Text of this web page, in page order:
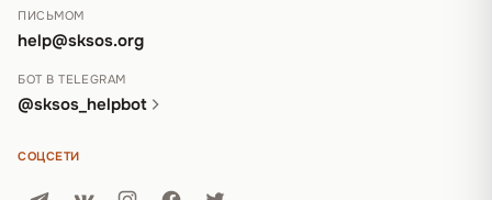
ПИСЬМОМ
help@sksos.org
БОТ В TELEGRAM
@sksos_helpbot
СОЦСЕТИ